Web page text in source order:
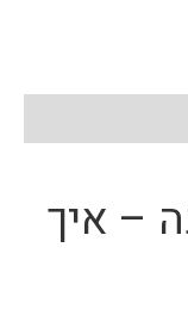
– איך